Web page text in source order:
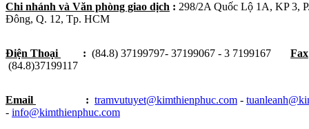
Chi nhánh và Văn phòng giao dịch : 298/2A Quốc Lộ 1A, KP 3,
Đông, Q. 12, Tp. HCM
Điện Thoại : (84.8) 37199797- 37199067 - 3 7199167 Fax
(84.8)37199117
Email : tramvutuyet@kimthienphuc.com -
- info@kimthienphuc.com